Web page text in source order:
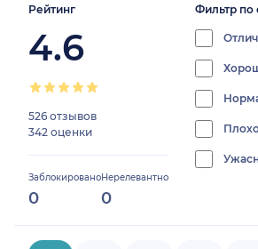
Рейтинг
4.6
526 отзывов
342 оценки
Заблокировано
0
Нерелевантно
0
Фильтр по
2.7649769585253456%
0.9216589861751152%
progress:
1.7281105990783412%
4.838709677419355%